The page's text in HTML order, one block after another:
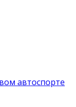
автоспорте